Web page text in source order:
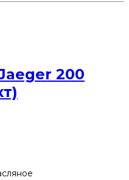
200